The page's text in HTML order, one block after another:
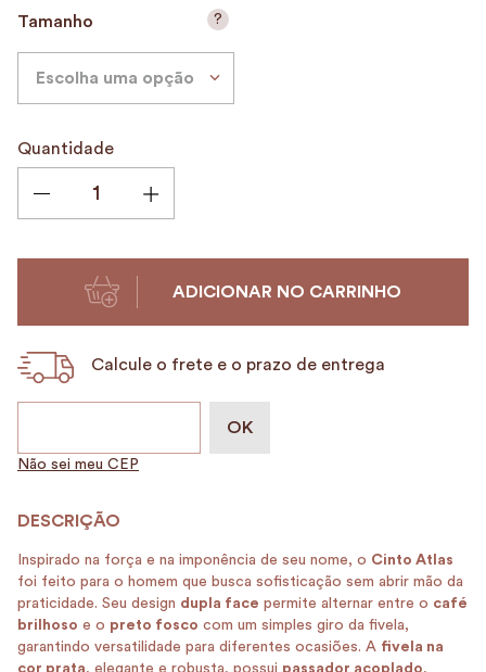
Tamanho
Escolha uma opção
?
Quantidade
ADICIONAR NO CARRINHO
Calcule o frete e o prazo de entrega
Não sei meu CEP
Inspirado na força e na imponência de seu nome, o Cinto Atlas
foi feito para o homem que busca sofisticação sem abrir mão da
praticidade. Seu design dupla face permite alternar entre o café
brilhoso e o preto fosco com um simples giro da fivela,
garantindo versatilidade para diferentes ocasiões. A fivela na
cor prata, elegante e robusta, possui passador acoplado,
10º case